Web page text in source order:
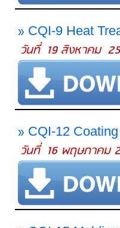
» CQI-9 Heat
วันที่ 19 สิงหาคม
» CQI-12
วันที่ 16 พฤษภาคม